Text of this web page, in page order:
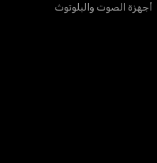
أجهزة الصوت والبلوتوث